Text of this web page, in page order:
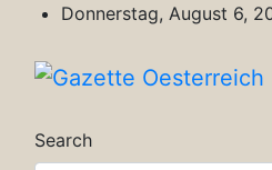
content
Donnerstag, August 6,
Search